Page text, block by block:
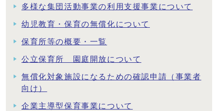
多様な集団活動事業の利用支援事業について
幼児教育・保育の無償化について
保育所等の概要・一覧
公立保育所 園庭開放について
無償化対象施設になるための確認申請（事業者
向け）
企業主導型保育事業について